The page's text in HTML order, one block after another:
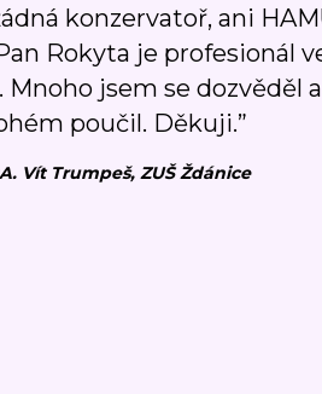
konzervatoř, ani
Rokyta je profesionál
Mnoho jsem se dozvěděl
poučil. Děkuji.”
Vít Trumpeš, ZUŠ Ždánice